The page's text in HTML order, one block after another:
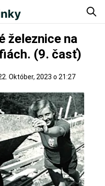
železnice na
(9. časť)
Október, 2023 o 21:27